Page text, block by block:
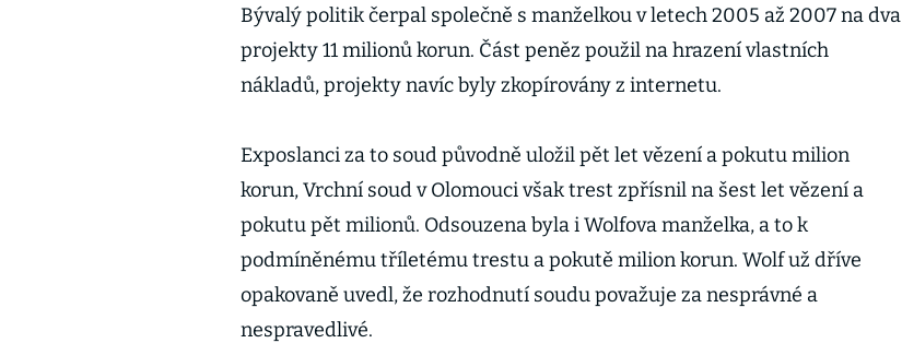
Bývalý politik čerpal společně s manželkou v letech 2005 až 2007 na dva
projekty 11 milionů korun. Část peněz použil na hrazení vlastních
nákladů, projekty navíc byly zkopírovány z internetu.
Exposlanci za to soud původně uložil pět let vězení a pokutu milion
korun, Vrchní soud v Olomouci však trest zpřísnil na šest let vězení a
pokutu pět milionů. Odsouzena byla i Wolfova manželka, a to k
podmíněnému tříletému trestu a pokutě milion korun. Wolf už dříve
opakovaně uvedl, že rozhodnutí soudu považuje za nesprávné a
nespravedlivé.